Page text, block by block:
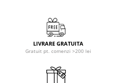
LIVRARE GRATUITA
Gratuit pt. comenzi >200 lei